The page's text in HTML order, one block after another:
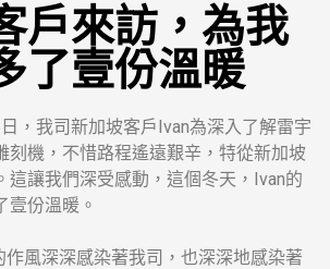
戶來訪，為我
了壹份溫暖
，我司新加坡客戶Ivan為深入了解雷宇
刻機，不惜路程遙遠艱辛，特從新加坡
這讓我們深受感動，這個冬天，Ivan的
壹份溫暖。
作風深深感染著我司，也深深地感染著